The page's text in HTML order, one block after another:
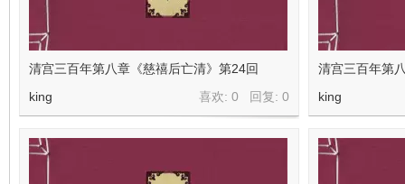
清宫三百年第八章《慈禧后亡清》第24回
喜欢: 0 回复: 0
king
清宫三百年第
king